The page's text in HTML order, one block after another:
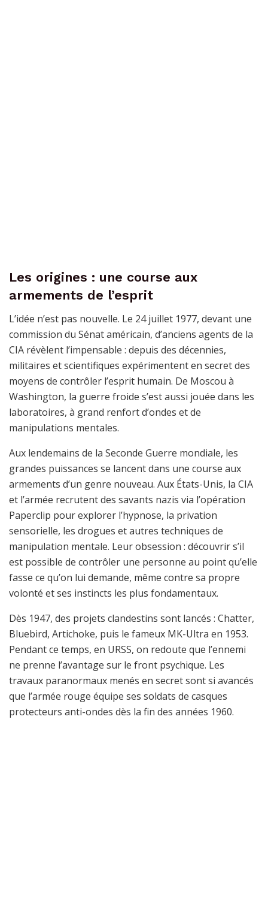
Les origines : une course aux
armements de l’esprit
L’idée n’est pas nouvelle. Le 24 juillet 1977, devant une
commission du Sénat américain, d’anciens agents de la
CIA révèlent l’impensable : depuis des décennies,
militaires et scientifiques expérimentent en secret des
moyens de contrôler l’esprit humain. De Moscou à
Washington, la guerre froide s’est aussi jouée dans les
laboratoires, à grand renfort d’ondes et de
manipulations mentales.
Aux lendemains de la Seconde Guerre mondiale, les
grandes puissances se lancent dans une course aux
armements d’un genre nouveau. Aux États-Unis, la CIA
et l’armée recrutent des savants nazis via l’opération
Paperclip pour explorer l’hypnose, la privation
sensorielle, les drogues et autres techniques de
manipulation mentale. Leur obsession : découvrir s’il
est possible de contrôler une personne au point qu’elle
fasse ce qu’on lui demande, même contre sa propre
volonté et ses instincts les plus fondamentaux.
Dès 1947, des projets clandestins sont lancés : Chatter,
Bluebird, Artichoke, puis le fameux MK-Ultra en 1953.
Pendant ce temps, en URSS, on redoute que l’ennemi
ne prenne l’avantage sur le front psychique. Les
travaux paranormaux menés en secret sont si avancés
que l’armée rouge équipe ses soldats de casques
protecteurs anti-ondes dès la fin des années 1960.